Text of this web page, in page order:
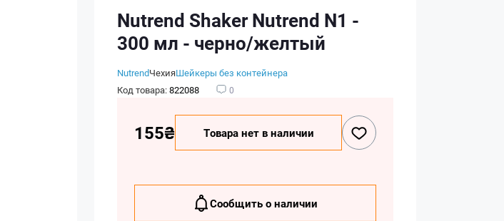
Nutrend Shaker Nutrend N1 -
300 мл - черно/желтый
NutrendЧехияШейкеры без контейнера
Код товара:822088 0
155₴ Товара нет в наличии
Сообщить о наличии